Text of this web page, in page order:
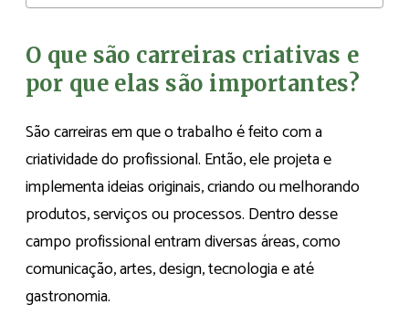
O que são carreiras criativas e
por que elas são importantes?
São carreiras em que o trabalho é feito com a
criatividade do profissional. Então, ele projeta e
implementa ideias originais, criando ou melhorando
produtos, serviços ou processos. Dentro desse
campo profissional entram diversas áreas, como
comunicação, artes, design, tecnologia e até
gastronomia.